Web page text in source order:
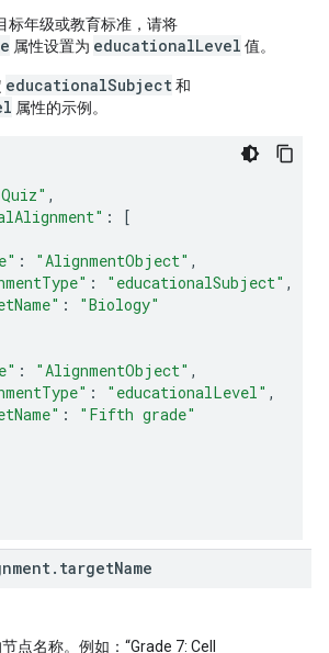
标年级或教育标准，请将
属性设置为 educationalLevel 值。
educationalSubject 和
属性的示例。
,
:
[
: "AlignmentObject" ,
: "educationalSubject" ,
:
"Biology"
: "AlignmentObject" ,
: "educationalLevel" ,
:
"Fifth grade"
. targetName
点名称。例如：“Grade 7: Cell